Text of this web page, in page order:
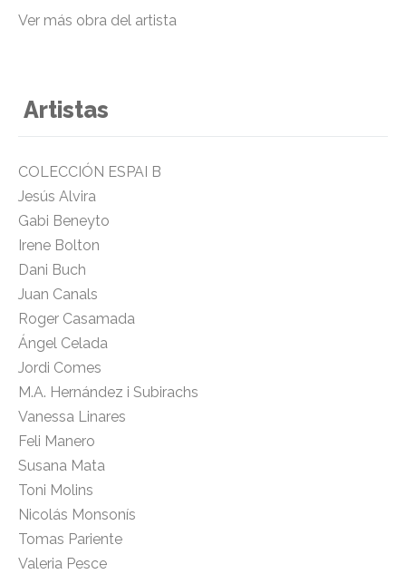
Artistas
COLECCIÓN ESPAI B
Jesús Alvira
Gabi Beneyto
Irene Bolton
Dani Buch
Juan Canals
Roger Casamada
Ángel Celada
Jordi Comes
M.A. Hernández i Subirachs
Vanessa Linares
Feli Manero
Susana Mata
Toni Molins
Nicolás Monsonís
Tomas Pariente
Valeria Pesce
Ver más obra del artista